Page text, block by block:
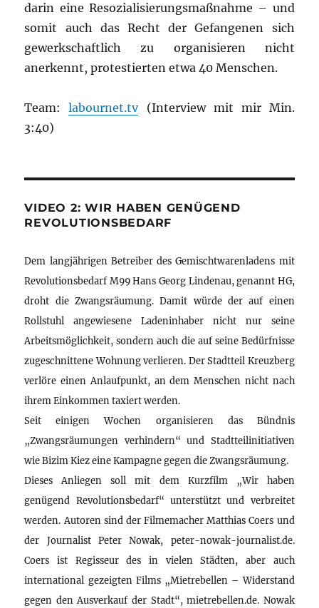
darin eine Resozialisierungsmaßnahme – und
somit auch das Recht der Gefangenen sich
gewerkschaftlich zu organisieren nicht
anerkennt, protestierten etwa 40 Menschen.
Team:labournet.tv(Interview mit mir Min.
3:40)
VIDEO 2: WIR HABEN GENÜGEND
REVOLUTIONSBEDARF
Dem langjährigen Betreiber des Gemischtwarenladens mit
Revolutionsbedarf M99 Hans Georg Lindenau, genannt HG,
droht die Zwangsräumung. Damit würde der auf einen
Rollstuhl angewiesene Ladeninhaber nicht nur seine
Arbeitsmöglichkeit, sondern auch die auf seine Bedürfnisse
zugeschnittene Wohnung verlieren. Der Stadtteil Kreuzberg
verlöre einen Anlaufpunkt, an dem Menschen nicht nach
ihrem Einkommen taxiert werden.
Seit einigen Wochen organisieren das Bündnis
„Zwangsräumungen verhindern“ und Stadtteilinitiativen
wie Bizim Kiez eine Kampagne gegen die Zwangsräumung.
Dieses Anliegen soll mit dem Kurzfilm „Wir haben
genügend Revolutionsbedarf“ unterstützt und verbreitet
werden. Autoren sind der Filmemacher Matthias Coers und
der Journalist Peter Nowak, peter-nowak-journalist.de.
Coers ist Regisseur des in vielen Städten, aber auch
international gezeigten Films „Mietrebellen – Widerstand
gegen den Ausverkauf der Stadt“, mietrebellen.de. Nowak